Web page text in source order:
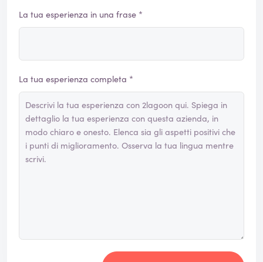
La tua esperienza in una frase *
La tua esperienza completa *